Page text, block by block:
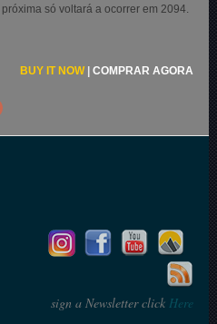
só voltará a ocorrer em 2094.
BUY IT NOW| COMPRAR AGORA
sign a Newsletter clickHere